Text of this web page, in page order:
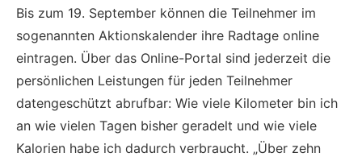
Bis zum 19. September können die Teilnehmer im
sogenannten Aktionskalender ihre Radtage online
eintragen. Über das Online-Portal sind jederzeit die
persönlichen Leistungen für jeden Teilnehmer
datengeschützt abrufbar: Wie viele Kilometer bin ich
an wie vielen Tagen bisher geradelt und wie viele
Kalorien habe ich dadurch verbraucht. „Über zehn